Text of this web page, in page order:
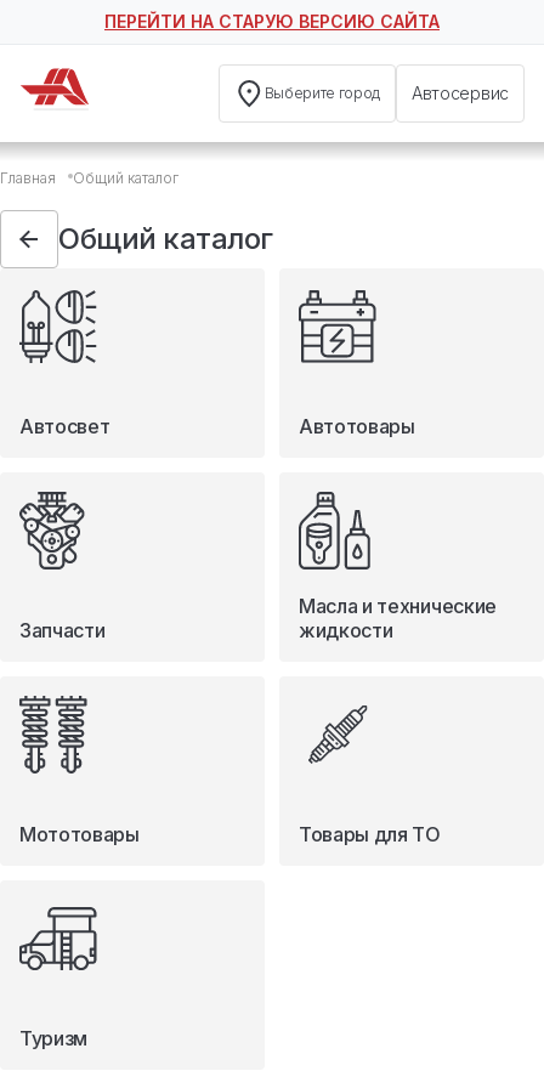
ПЕРЕЙТИ НА СТАРУЮ ВЕРСИЮ САЙТА
Выберите город Автосервис
Общий каталог
Автосвет
Автотовары
Запчасти
Масла и технические жидкости
Мототовары
Туризм
Главная Общий каталог
Общий каталог
Автосвет Автотовары
Запчасти
Масла и технические
жидкости
Мототовары Товары для ТО
Туризм